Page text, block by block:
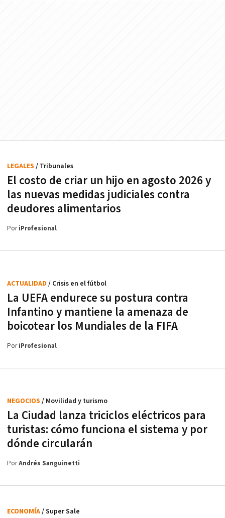
El costo de criar un hijo en agosto 2026 y
las nuevas medidas judiciales contra
deudores alimentarios
LEGALES / Tribunales
PoriProfesional
La UEFA endurece su postura contra
Infantino y mantiene la amenaza de
boicotear los Mundiales de la FIFA
ACTUALIDAD / Crisis en el fútbol
PoriProfesional
La Ciudad lanza triciclos eléctricos para
turistas: cómo funciona el sistema y por
dónde circularán
NEGOCIOS / Movilidad y turismo
PorAndrés Sanguinetti
ECONOMÍA/ Super Sale